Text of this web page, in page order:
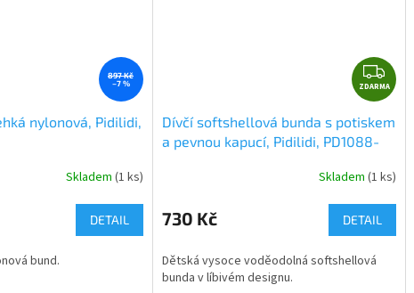
897 Kč
–7 %
nylonová, Pidilidi,
Skladem (1 ks)
DETAIL
bund.
Z
D
R
A
ZDARMA
Dívčí softshellová bunda s potiskem
a pevnou kapucí, Pidilidi, PD1088-
Skladem (1 ks)
730 Kč DETAIL
Dětská vysoce voděodolná softshellová
bunda v líbivém designu.